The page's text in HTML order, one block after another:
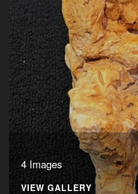
4 Images
VIEW GALLERY